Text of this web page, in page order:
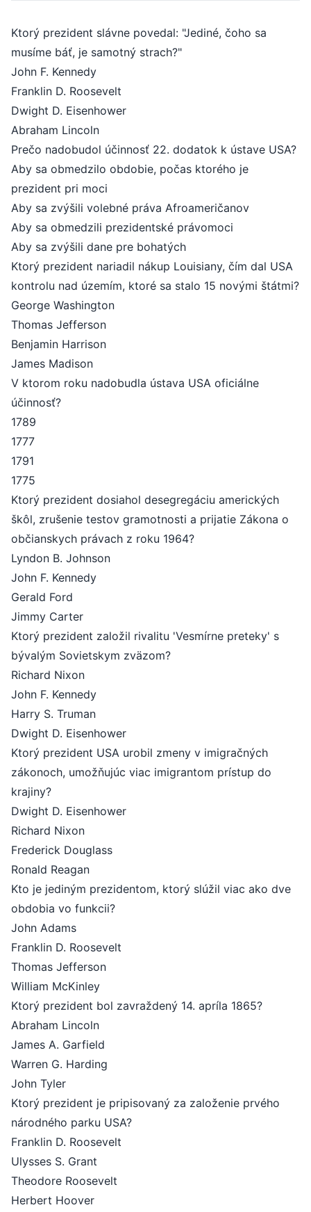
Ktorý prezident slávne povedal: "Jediné, čoho sa
musíme báť, je samotný strach?"
John F. Kennedy
Franklin D. Roosevelt
Dwight D. Eisenhower
Abraham Lincoln
Prečo nadobudol účinnosť 22. dodatok k ústave USA?
Aby sa obmedzilo obdobie, počas ktorého je
prezident pri moci
Aby sa zvýšili volebné práva Afroameričanov
Aby sa obmedzili prezidentské právomoci
Aby sa zvýšili dane pre bohatých
Ktorý prezident nariadil nákup Louisiany, čím dal USA
kontrolu nad územím, ktoré sa stalo 15 novými štátmi?
George Washington
Thomas Jefferson
Benjamin Harrison
James Madison
V ktorom roku nadobudla ústava USA oficiálne
účinnosť?
1789
1777
1791
1775
Ktorý prezident dosiahol desegregáciu amerických
škôl, zrušenie testov gramotnosti a prijatie Zákona o
občianskych právach z roku 1964?
Lyndon B. Johnson
John F. Kennedy
Gerald Ford
Jimmy Carter
Ktorý prezident založil rivalitu 'Vesmírne preteky' s
bývalým Sovietskym zväzom?
Richard Nixon
John F. Kennedy
Harry S. Truman
Dwight D. Eisenhower
Ktorý prezident USA urobil zmeny v imigračných
zákonoch, umožňujúc viac imigrantom prístup do
krajiny?
Dwight D. Eisenhower
Richard Nixon
Frederick Douglass
Ronald Reagan
Kto je jediným prezidentom, ktorý slúžil viac ako dve
obdobia vo funkcii?
John Adams
Franklin D. Roosevelt
Thomas Jefferson
William McKinley
Ktorý prezident bol zavraždený 14. apríla 1865?
Abraham Lincoln
James A. Garfield
Warren G. Harding
John Tyler
Ktorý prezident je pripisovaný za založenie prvého
národného parku USA?
Franklin D. Roosevelt
Ulysses S. Grant
Theodore Roosevelt
Herbert Hoover